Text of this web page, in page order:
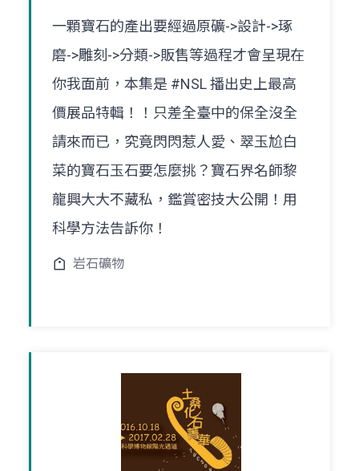
一顆寶石的產出要經過原礦->設計->琢
磨->雕刻->分類->販售等過程才會呈現在
你我面前，本集是 #NSL 播出史上最高
價展品特輯！！只差全臺中的保全沒全
請來而已，究竟閃閃惹人愛、翠玉尬白
菜的寶石玉石要怎麼挑？寶石界名師黎
龍興大大不藏私，鑑賞密技大公開！用
科學方法告訴你！
岩石礦物